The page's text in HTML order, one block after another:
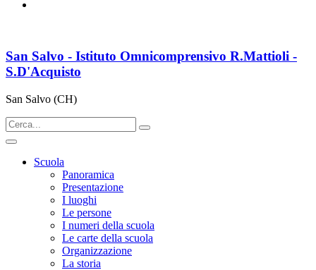
San Salvo - Istituto Omnicomprensivo R.Mattioli -
S.D'Acquisto
San Salvo (CH)
Scuola
Panoramica
Presentazione
I luoghi
Le persone
I numeri della scuola
Le carte della scuola
Organizzazione
La storia